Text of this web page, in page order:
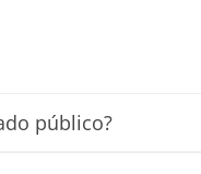
público?